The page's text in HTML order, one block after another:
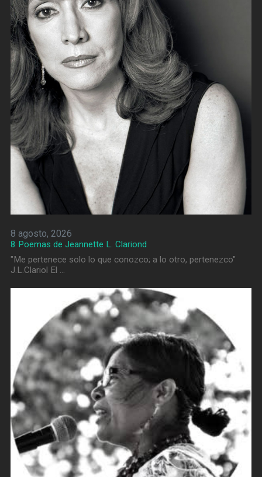
8 agosto, 2026
8 Poemas de Jeannette L. Clariond
"Me pertenece solo lo que conozco; a lo otro, pertenezco"
J.L.Clariol El …